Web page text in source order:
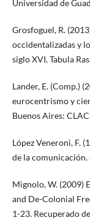
Universidad de
Grosfoguel, R.
occidentalizadas y
siglo XVI. Tabula
Lander, E. (Comp.)
eurocentrismo y
Buenos Aires:
López Veneroni, F.
de la comunicación.
Mignolo, W. (2009)
and De-Colonial
1-23. Recuperado de